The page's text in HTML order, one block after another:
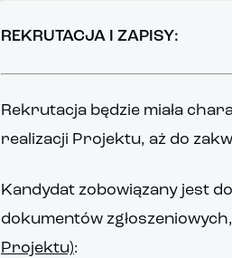
REKRUTACJA I ZAPISY:
Rekrutacja będzie miała
realizacji Projektu, aż do
Kandydat zobowiązany jest
dokumentów
Projektu):